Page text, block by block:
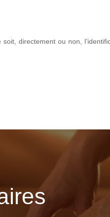
directement ou non,